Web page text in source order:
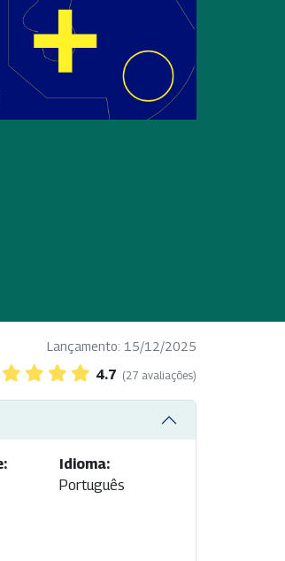
Lançamento: 15/12/2025
4.7 (27 avaliações)
Idioma:
Português